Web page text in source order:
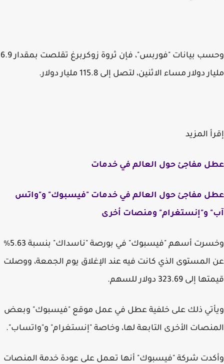
وحسب بيانات "فوربس"، فإن ثروة زوكربرغ تقلصت بمقدار 6.9
مليار دولار مساء الاثنين، لتصل إلى 115.8 مليار دولار.
إقرأ المزيد
عطل مفاجئ حول العالم في خدمات
عطل مفاجئ حول العالم في خدمات "فيسبوك" و"واتس
آب" و"إنستغرام" ومنصات أخرى
وخسرت أسهم "فيسبوك" في بورصة "ناسداك" بنسبة 5.63%
عن المستوى الذي كانت فيه عند الإغلاق يوم الجمعة، ووصلت
قيمتها إلى 323.69 دولار للسهم.
ويأتي ذلك على خلفية عطل في عمل موقع "فيسبوك" وبعض
المنصات الأخرى التابعة لها، وخاصة "إنستغرام" و"واتساب".
وأكدت شركة "فيسبوك" أنها تعمل على عودة خدمة المنصات